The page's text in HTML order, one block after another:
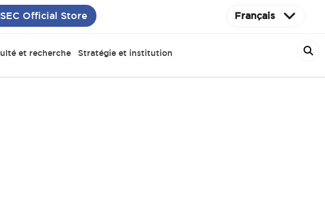
Official Store Français
et recherche Stratégie et institution